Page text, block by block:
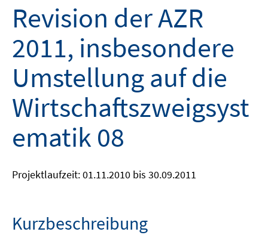
Revision der AZR
2011, insbesondere
Umstellung auf die
Wirtschaftszweigsyst
ematik 08
Projektlaufzeit: 01.11.2010 bis 30.09.2011
Kurzbeschreibung